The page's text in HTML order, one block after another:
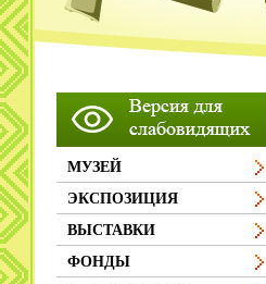
МУЗЕЙ
ЭКСПОЗИЦИЯ
ВЫСТАВКИ
ФОНДЫ